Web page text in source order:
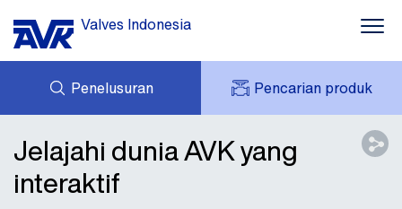
Valves Indonesia
Penelusuran Pencarian produk
TENTANG AVK
BERITA
PROYEK
AVK SAYA
Jelajahi dunia AVK yang
interaktif